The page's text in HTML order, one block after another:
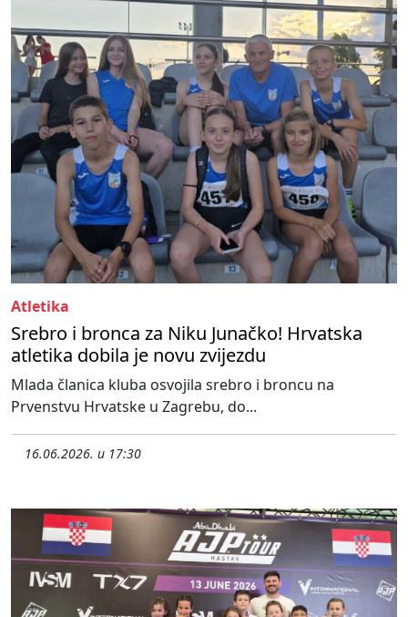
Atletika
Srebro i bronca za Niku Junačko! Hrvatska
atletika dobila je novu zvijezdu
Mlada članica kluba osvojila srebro i broncu na
Prvenstvu Hrvatske u Zagrebu, do...
16.06.2026. u 17:30